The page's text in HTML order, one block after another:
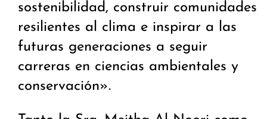
sostenibilidad, construir comunidades
resilientes al clima e inspirar a las
futuras generaciones a seguir
carreras en ciencias ambientales y
conservación».